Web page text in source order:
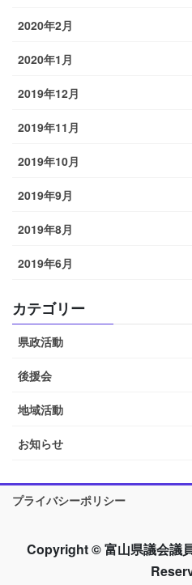
2020年2月
2020年1月
2019年12月
2019年11月
2019年10月
2019年9月
2019年8月
2019年6月
カテゴリー
県政活動
後援会
地域活動
お知らせ
プライバシーポリシー
Copyright © 富山県議会